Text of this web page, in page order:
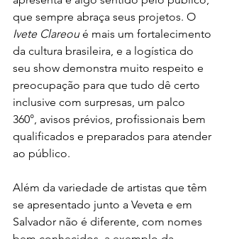
que sempre abraça seus projetos. O
Ivete Clareou é mais um fortalecimento
da cultura brasileira, e a logística do
seu show demonstra muito respeito e
preocupação para que tudo dê certo
inclusive com surpresas, um palco
360°, avisos prévios, profissionais bem
qualificados e preparados para atender
ao público.
Além da variedade de artistas que têm
se apresentado junto a Veveta e em
Salvador não é diferente, com nomes